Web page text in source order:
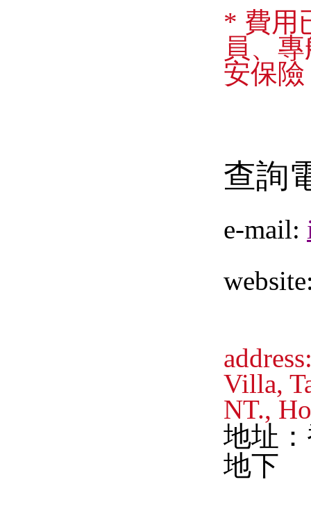
* 費用
員、
安保險
查詢
e-mail:
Villa,
NT.,
地址
地下